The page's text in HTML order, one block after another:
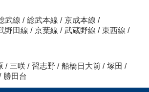
武線 / 総武本線 / 京成本線 /
野田線 / 京葉線 / 武蔵野線 / 東西線 /
/ 三咲 / 習志野 / 船橋日大前 / 塚田 /
勝田台